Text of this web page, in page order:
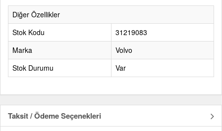
Diğer Özellikler
Stok Kodu
31219083
Marka
Volvo
Stok Durumu
Var
Taksit / Ödeme Seçenekleri